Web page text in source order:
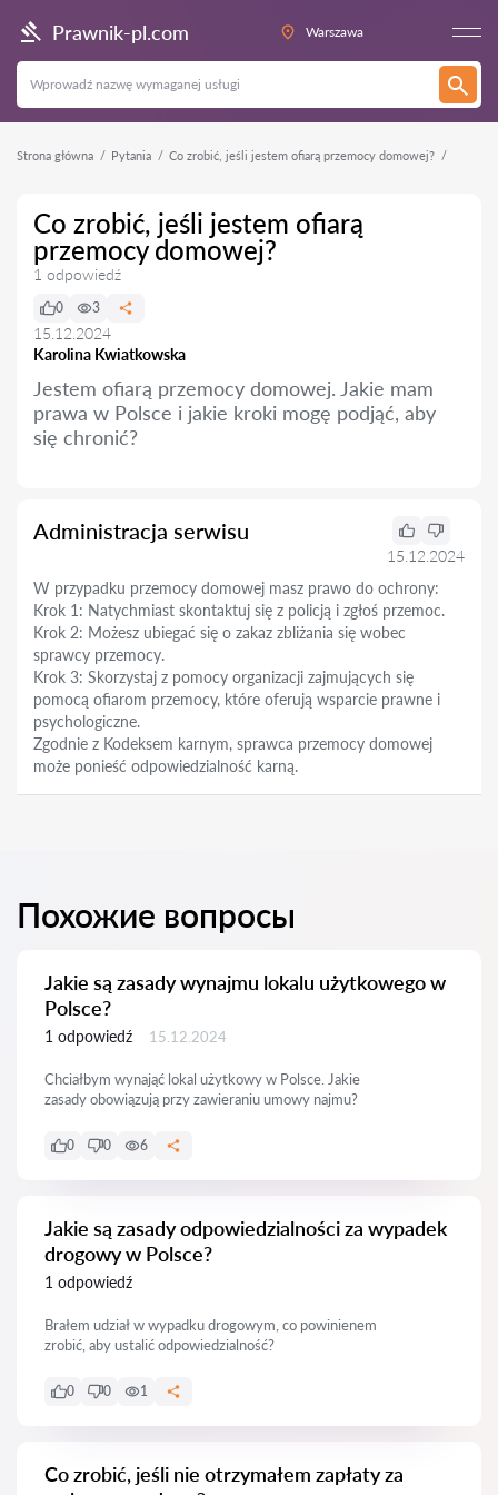
Prawnik-pl.com Warszawa
Strona główna Pytania Co zrobić, jeśli jestem ofiarą przemocy domowej?
Co zrobić, jeśli jestem ofiarą
przemocy domowej?
1 odpowiedź
Karolina Kwiatkowska
0 3
15.12.2024
Jestem ofiarą przemocy domowej. Jakie mam
prawa w Polsce i jakie kroki mogę podjąć, aby
się chronić?
Administracja serwisu
15.12.2024
W przypadku przemocy domowej masz prawo do ochrony:
Krok 1: Natychmiast skontaktuj się z policją i zgłoś przemoc.
Krok 2: Możesz ubiegać się o zakaz zbliżania się wobec
sprawcy przemocy.
Krok 3: Skorzystaj z pomocy organizacji zajmujących się
pomocą ofiarom przemocy, które oferują wsparcie prawne i
psychologiczne.
Zgodnie z Kodeksem karnym, sprawca przemocy domowej
może ponieść odpowiedzialność karną.
Похожие вопросы
Jakie są zasady wynajmu lokalu użytkowego w
Polsce?
1 odpowiedź 15.12.2024
Chciałbym wynająć lokal użytkowy w Polsce. Jakie
zasady obowiązują przy zawieraniu umowy najmu?
0 0 6
Jakie są zasady odpowiedzialności za wypadek
drogowy w Polsce?
1 odpowiedź
Brałem udział w wypadku drogowym, co powinienem
zrobić, aby ustalić odpowiedzialność?
0 0 1
Co zrobić, jeśli nie otrzymałem zapłaty za